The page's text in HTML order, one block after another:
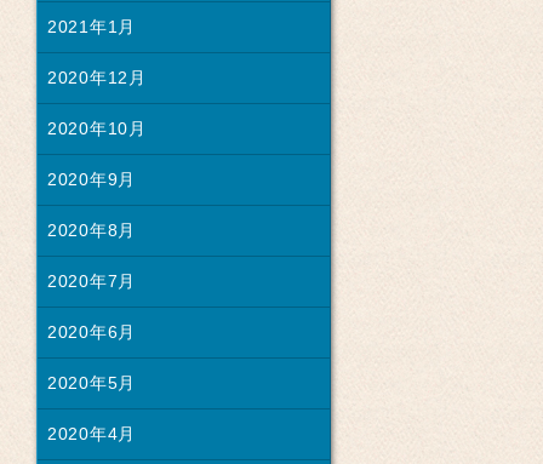
2021年1月
2020年12月
2020年10月
2020年9月
2020年8月
2020年7月
2020年6月
2020年5月
2020年4月